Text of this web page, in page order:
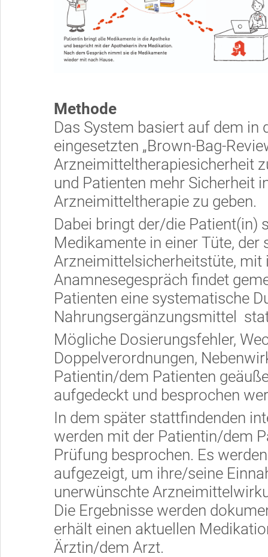
Methode
Das System basiert auf dem in
eingesetzten „Brown-Bag-
Arzneimitteltherapiesicherheit
und Patienten mehr Sicherheit
Arzneimitteltherapie zu geben.
Dabei bringt der/die Patient(in)
Medikamente in einer Tüte, der
Arzneimittelsicherheitstüte, mit
Anamnesegespräch findet
Patienten eine systematische
Nahrungsergänzungsmittel
Mögliche Dosierungsfehler,
Doppelverordnungen,
Patientin/dem Patienten
aufgedeckt und besprochen
In dem später stattfindenden
werden mit der Patientin/dem
Prüfung besprochen. Es
aufgezeigt, um ihre/seine
unerwünschte
Die Ergebnisse werden
erhält einen aktuellen
Ärztin/dem Arzt.